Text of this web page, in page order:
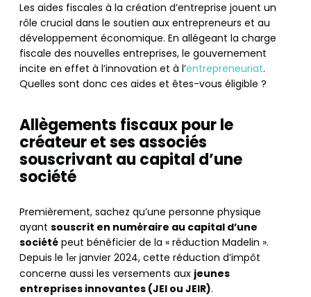
Les aides fiscales à la création d’entreprise jouent un
rôle crucial dans le soutien aux entrepreneurs et au
développement économique. En allégeant la charge
fiscale des nouvelles entreprises, le gouvernement
incite en effet à l’innovation et à l’entrepreneuriat.
Quelles sont donc ces aides et êtes-vous éligible ?
Allègements fiscaux pour le
créateur et ses associés
souscrivant au capital d’une
société
Premièrement, sachez qu’une personne physique
ayant souscrit en numéraire au capital d’une
société peut bénéficier de la « réduction Madelin ».
Depuis le 1er janvier 2024, cette réduction d’impôt
concerne aussi les versements aux jeunes
entreprises innovantes (JEI ou JEIR).